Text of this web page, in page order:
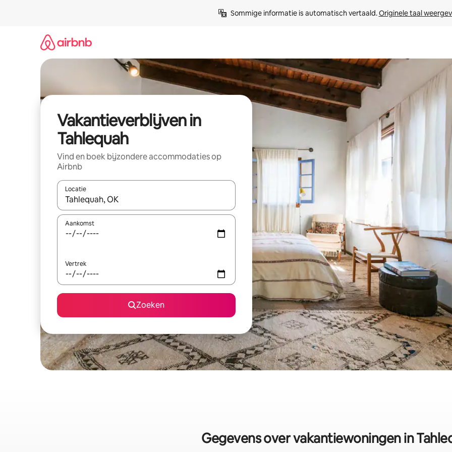
Sommige informatie is automatisch vertaald. Originele taal
Vakantieverblijven in
Tahlequah
Vind en boek bijzondere accommodaties op
Airbnb
Locatie
Wanneer er resultaten beschikbaar zijn, maak je een keuze met je de pijltjestoetsen omhoog en omlaag, óf door te
Aankomst
Vertrek
Zoeken
Gegevens over vakantiewoningen in